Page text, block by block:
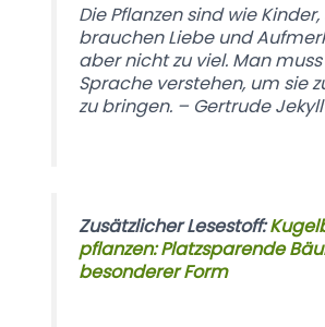
Die Pflanzen sind wie Kinder,
brauchen Liebe und
aber nicht zu viel. Man
Sprache verstehen, um sie
zu bringen. – Gertrude Jekyll
Zusätzlicher Lesestoff:
pflanzen: Platzsparende
besonderer Form